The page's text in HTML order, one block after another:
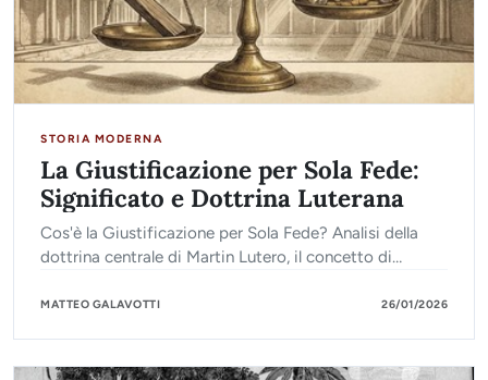
STORIA MODERNA
La Giustificazione per Sola Fede:
Significato e Dottrina Luterana
Cos'è la Giustificazione per Sola Fede? Analisi della
dottrina centrale di Martin Lutero, il concetto di
cattolica.
MATTEO GALAVOTTI 26/01/2026